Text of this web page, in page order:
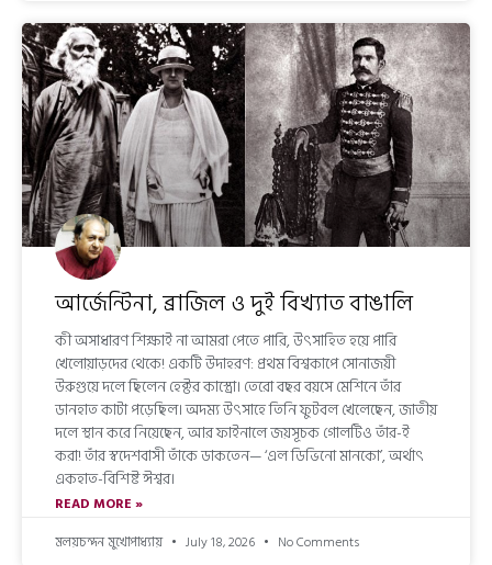
আর্জেন্টিনা, ব্রাজিল ও দুই বিখ্যাত বাঙালি
কী অসাধারণ শিক্ষাই না আমরা পেতে পারি, উৎসাহিত হয়ে পারি
খেলোয়াড়দের থেকে! একটি উদাহরণ: প্রথম বিশ্বকাপে সোনাজয়ী
উরুগুয়ে দলে ছিলেন হেক্টর কাস্ত্রো। তেরো বছর বয়সে মেশিনে তাঁর
ডানহাত কাটা পড়েছিল। অদম্য উৎসাহে তিনি ফুটবল খেলেছেন, জাতীয়
দলে স্থান করে নিয়েছেন, আর ফাইনালে জয়সূচক গোলটিও তাঁর-ই
করা! তাঁর স্বদেশবাসী তাঁকে ডাকতেন— ‘এল ডিভিনো মানকো’, অর্থাৎ
একহাত-বিশিষ্ট ঈশ্বর।
READ MORE »
মলয়চন্দন মুখোপাধ্যায়
July 18, 2026 No Comments